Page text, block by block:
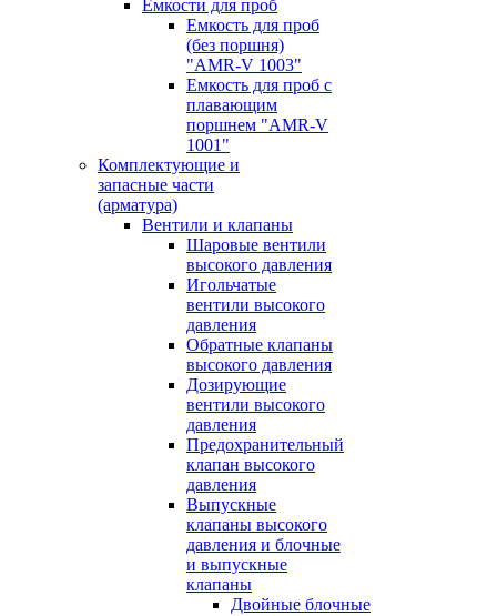
Емкости для проб
Емкость для проб
(без поршня)
"AMR-V 1003"
Емкость для проб с
плавающим
поршнем "AMR-V
1001"
Комплектующие и
запасные части
(арматура)
Вентили и клапаны
Шаровые вентили
высокого давления
Игольчатые
вентили высокого
давления
Обратные клапаны
высокого давления
Дозирующие
вентили высокого
давления
Предохранительный
клапан высокого
давления
Выпускные
клапаны высокого
давления и блочные
и выпускные
клапаны
Двойные блочные